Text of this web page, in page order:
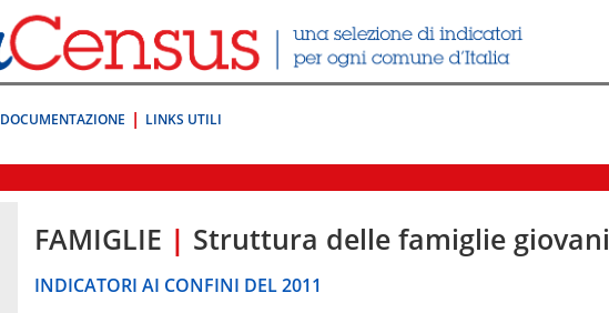
DOCUMENTAZIONE LINKS UTILI
FAMIGLIE | Struttura delle famiglie giovani
INDICATORI AI CONFINI DEL 2011